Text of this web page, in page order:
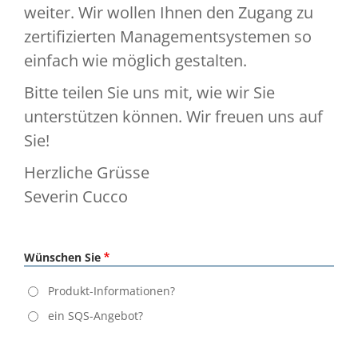
weiter. Wir wollen Ihnen den Zugang zu
zertifizierten Managementsystemen so
einfach wie möglich gestalten.
Bitte teilen Sie uns mit, wie wir Sie
unterstützen können. Wir freuen uns auf
Sie!
Herzliche Grüsse
Severin Cucco
Wünschen Sie
Produkt-Informationen?
ein SQS-Angebot?